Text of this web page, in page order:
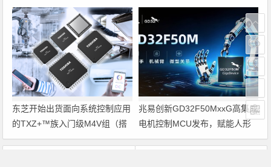
东芝开始出货面向系统控制应用
的TXZ+™族入门级M4V组（搭
载Arm Cortex‑M4内核的标准微
兆易创新GD32F50MxxG高集成
电机控制MCU发布，赋能人形
机器人关节驱动革新